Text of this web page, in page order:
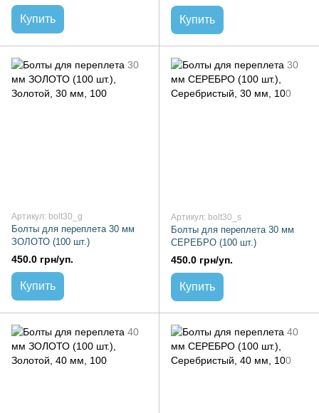
Купить Купить
Артикул: bolt30_g
Болты для переплета 30 мм
ЗОЛОТО (100 шт.)
450.0 грн/уп.
Купить
Артикул: bolt30_s
Болты для переплета 30 мм
СЕРЕБРО (100 шт.)
450.0 грн/уп.
Купить